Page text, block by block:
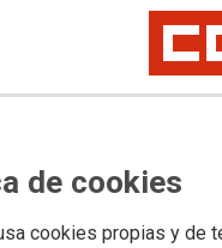
de cookies
cookies propias y de